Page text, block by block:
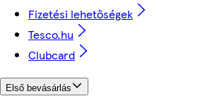
Fizetési lehetőségek
Tesco.hu
Clubcard
Első bevásárlás